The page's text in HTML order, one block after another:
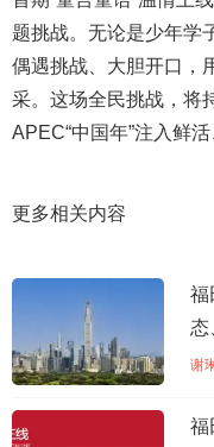
题挑战。无论是少年学
偶遇挑战、大胆开口，
采。这场全民挑战，将
APEC“中国年”注入鲜
更多相关内容
福
谢
福